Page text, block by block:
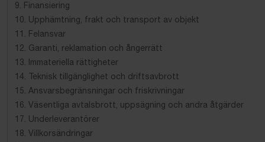
9. Finansiering
10. Upphämtning, frakt och transport av objekt
11. Felansvar
12. Garanti, reklamation och ångerrätt
13. Immateriella rättigheter
14. Teknisk tillgänglighet och driftsavbrott
15. Ansvarsbegränsningar och friskrivningar
16. Väsentliga avtalsbrott, uppsägning och andra åtgärder
17. Underleverantörer
18. Villkorsändringar